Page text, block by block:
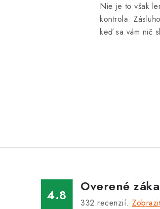
Nie je to však
kontrola.
keď sa vám nič
4.8
Overené
332 recenzií.